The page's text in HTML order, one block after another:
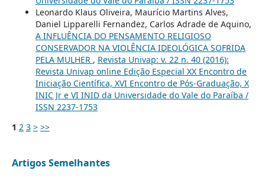
Leonardo Klaus Oliveira, Maurício Martins Alves,
Daniel Lipparelli Fernandez, Carlos Adrade de Aquino,
A INFLUÊNCIA DO PENSAMENTO RELIGIOSO
CONSERVADOR NA VIOLÊNCIA IDEOLÓGICA SOFRIDA
PELA MULHER , Revista Univap: v. 22 n. 40 (2016):
Revista Univap online Edição Especial XX Encontro de
Iniciação Científica, XVI Encontro de Pós-Graduação, X
INIC Jr e VI INID da Universidade do Vale do Paraíba /
ISSN 2237-1753
1 2 3 > >>
Artigos Semelhantes